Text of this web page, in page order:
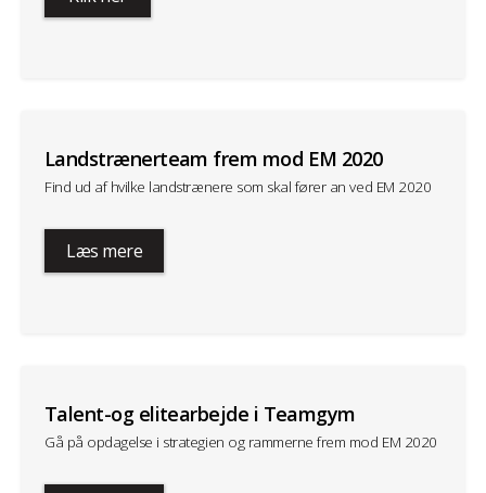
Landstrænerteam frem mod EM 2020
Find ud af hvilke landstrænere som skal fører an ved EM 2020
Læs mere
Talent-og elitearbejde i Teamgym
Gå på opdagelse i strategien og rammerne frem mod EM 2020